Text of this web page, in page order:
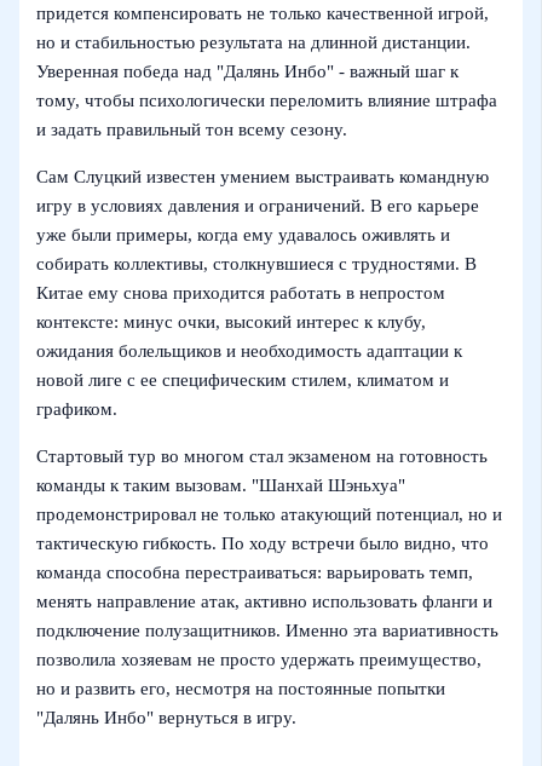
придется компенсировать не только качественной игрой,
но и стабильностью результата на длинной дистанции.
Уверенная победа над "Далянь Инбо" - важный шаг к
тому, чтобы психологически переломить влияние штрафа
и задать правильный тон всему сезону.
Сам Слуцкий известен умением выстраивать командную
игру в условиях давления и ограничений. В его карьере
уже были примеры, когда ему удавалось оживлять и
собирать коллективы, столкнувшиеся с трудностями. В
Китае ему снова приходится работать в непростом
контексте: минус очки, высокий интерес к клубу,
ожидания болельщиков и необходимость адаптации к
новой лиге с ее специфическим стилем, климатом и
графиком.
Стартовый тур во многом стал экзаменом на готовность
команды к таким вызовам. "Шанхай Шэньхуа"
продемонстрировал не только атакующий потенциал, но и
тактическую гибкость. По ходу встречи было видно, что
команда способна перестраиваться: варьировать темп,
менять направление атак, активно использовать фланги и
подключение полузащитников. Именно эта вариативность
позволила хозяевам не просто удержать преимущество,
но и развить его, несмотря на постоянные попытки
"Далянь Инбо" вернуться в игру.